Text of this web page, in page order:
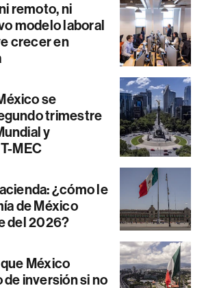
remoto, ni
modelo laboral
crecer en
se
trimestre
y
MEC
¿cómo le
de México
del 2026?
México
inversión si no